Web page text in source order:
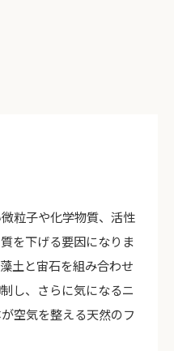
粒子や化学物質、活性
を下げる要因になりま
土と宙石を組み合わせ
し、さらに気になるニ
空気を整える天然のフ